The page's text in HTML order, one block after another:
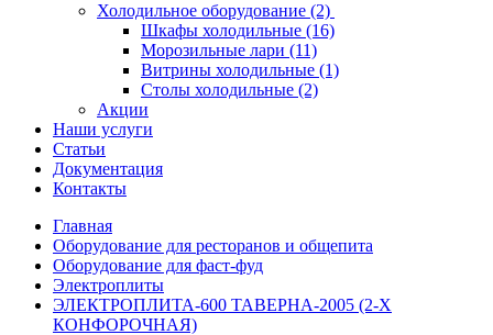
Холодильное оборудование (2)
Шкафы холодильные (16)
Морозильные лари (11)
Витрины холодильные (1)
Столы холодильные (2)
Акции
Наши услуги
Статьи
Документация
Контакты
Главная
Оборудование для ресторанов и общепита
Оборудование для фаст-фуд
Электроплиты
ЭЛЕКТРОПЛИТА-600 ТАВЕРНА-2005 (2-Х
КОНФОРОЧНАЯ)